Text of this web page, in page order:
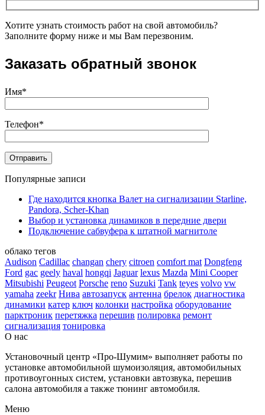
Хотите узнать стоимость работ на свой автомобиль?
Заполните форму ниже и мы Вам перезвоним.
Заказать обратный звонок
Имя*
Телефон*
Популярные записи
Где находится кнопка Валет на сигнализации Starline,
Pandora, Scher-Khan
Выбор и установка динамиков в передние двери
Подключение сабвуфера к штатной магнитоле
облако тегов
Audison Cadillac changan chery citroen comfort mat Dongfeng
Ford gac geely haval hongqi Jaguar lexus Mazda Mini Cooper
Mitsubishi Peugeot Porsche reno Suzuki Tank teyes volvo vw
yamaha zeekr Нива автозапуск антенна брелок диагностика
динамики катер ключ колонки настройка оборудование
парктроник перетяжка перешив полировка ремонт
сигнализация тонировка
О нас
Установочный центр «Про-Шумим» выполняет работы по
установке автомобильной шумоизоляция, автомобильных
противоугонных систем, установки автозвука, перешив
салона автомобиля а также тюнинг автомобиля.
Меню